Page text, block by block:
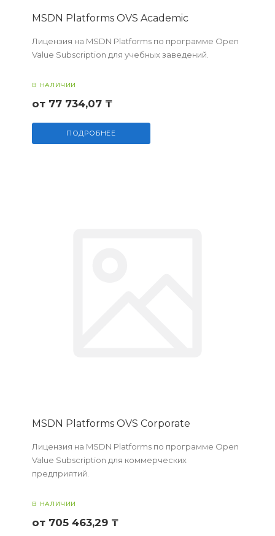
MSDN Platforms OVS Academic
Лицензия на MSDN Platforms по программе Open
Value Subscription для учебных заведений.
В НАЛИЧИИ
от 77 734,07 ₸
ПОДРОБНЕЕ
MSDN Platforms OVS Corporate
Лицензия на MSDN Platforms по программе Open
Value Subscription для коммерческих
предприятий.
В НАЛИЧИИ
от 705 463,29 ₸